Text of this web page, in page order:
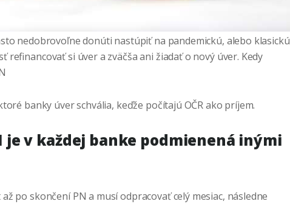
nedobrovoľne donúti nastúpiť na pandemickú, alebo klasickú
refinancovať si úver a zväčša ani žiadať o nový úver. Kedy
banky úver schvália, keďže počítajú OČR ako príjem.
je v každej banke podmienená inými
po skončení PN a musí odpracovať celý mesiac, následne